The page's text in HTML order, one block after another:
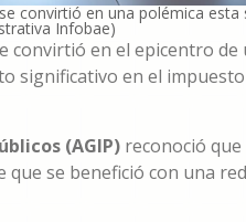
convirtió en una polémica
Infobae)
convirtió en el epicentro
significativo en el
(AGIP) reconoció
se benefició con una